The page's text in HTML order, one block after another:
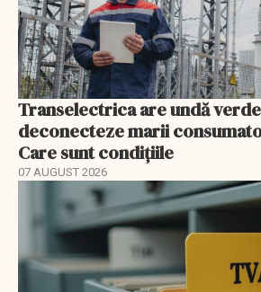
Transelectrica are undă
deconecteze marii
Care sunt condițiile
07 AUGUST 2026